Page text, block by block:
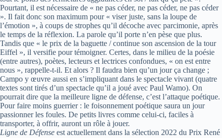
Pourtant, il est nécessaire de « ne pas céder, ne pas céder, ne pas céder
». Il fait donc son maximum pour « viser juste, sans la loupe de
l’émotion », à coups de strophes qu’il décoche avec parcimonie, après
le temps de la réflexion. La parole qu’il porte n’en pèse que plus.
Tandis que « le prix de la baguette / continue son ascension de la tour
Eiffel », il versifie pour témoigner. Certes, dans le milieu de la poésie
(entre autres), poètes, lecteurs et lectrices confondues, « on est entre
nous », rappelle-t-il. Et alors ? Il faudra bien qu’un jour ça change ;
Campo y œuvre aussi en s’impliquant dans le spectacle vivant (quatre
textes sont tirés d’un spectacle qu’il a joué avec Paul Wamo). On
pourrait dire que la meilleure ligne de défense, c’est l’attaque poétique.
Pour faire moins guerrier : le foisonnement poétique saura un jour
passionner les foules. De petits livres comme celui-ci, faciles à
transporter, à offrir, auront un rôle à jouer.
Ligne de Défense est actuellement dans la sélection 2022 du Prix René